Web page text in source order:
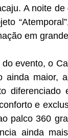
A noite
em
evento, o
maior,
e
palco 360
ainda